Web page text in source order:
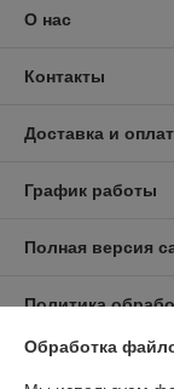
О нас
Контакты
Доставка и
График работы
Полная версия
Политика
Сайт создан на
Обработка